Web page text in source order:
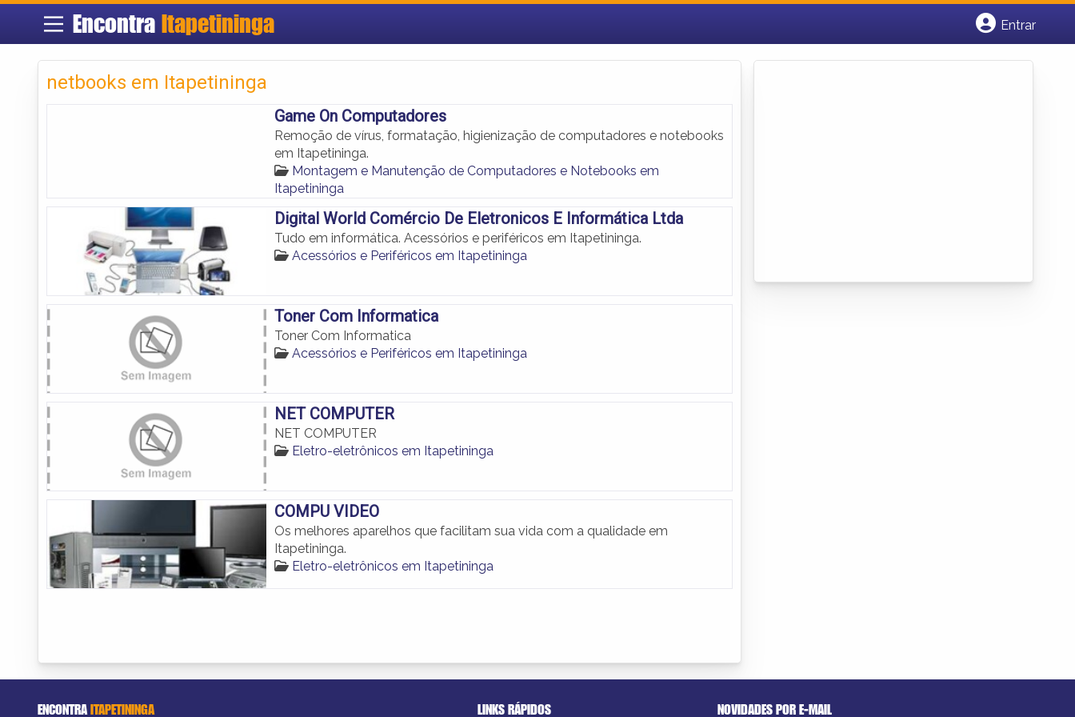
Encontra Itapetininga
Entrar
netbooks em Itapetininga
Game On Computadores
Remoção de vírus, formatação, higienização de computadores e notebooks
em Itapetininga.
Montagem e Manutenção de Computadores e Notebooks em
Itapetininga
Digital World Comércio De Eletronicos E Informática Ltda
Tudo em informática. Acessórios e periféricos em Itapetininga.
Acessórios e Periféricos em Itapetininga
Toner Com Informatica
Toner Com Informatica
Acessórios e Periféricos em Itapetininga
NET COMPUTER
NET COMPUTER
Eletro-eletrônicos em Itapetininga
COMPU VIDEO
Os melhores aparelhos que facilitam sua vida com a qualidade em
Itapetininga.
Eletro-eletrônicos em Itapetininga
ENCONTRAITAPETININGA LINKS RÁPIDOS NOVIDADES POR E-MAIL